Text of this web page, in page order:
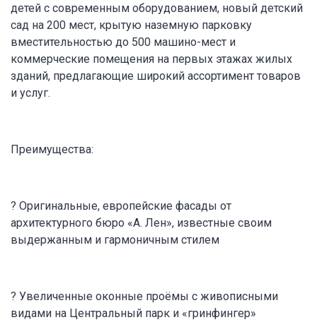
детей с современным оборудованием, новый детский
сад на 200 мест, крытую наземную парковку
вместительностью до 500 машино-мест и
коммерческие помещения на первых этажах жилых
зданий, предлагающие широкий ассортимент товаров
и услуг.
Преимущества:
? Оригинальные, европейские фасады от
архитектурного бюро «А. Лен», известные своим
выдержанным и гармоничным стилем
? Увеличенные оконные проёмы с живописными
видами на Центральный парк и «гринфингер»